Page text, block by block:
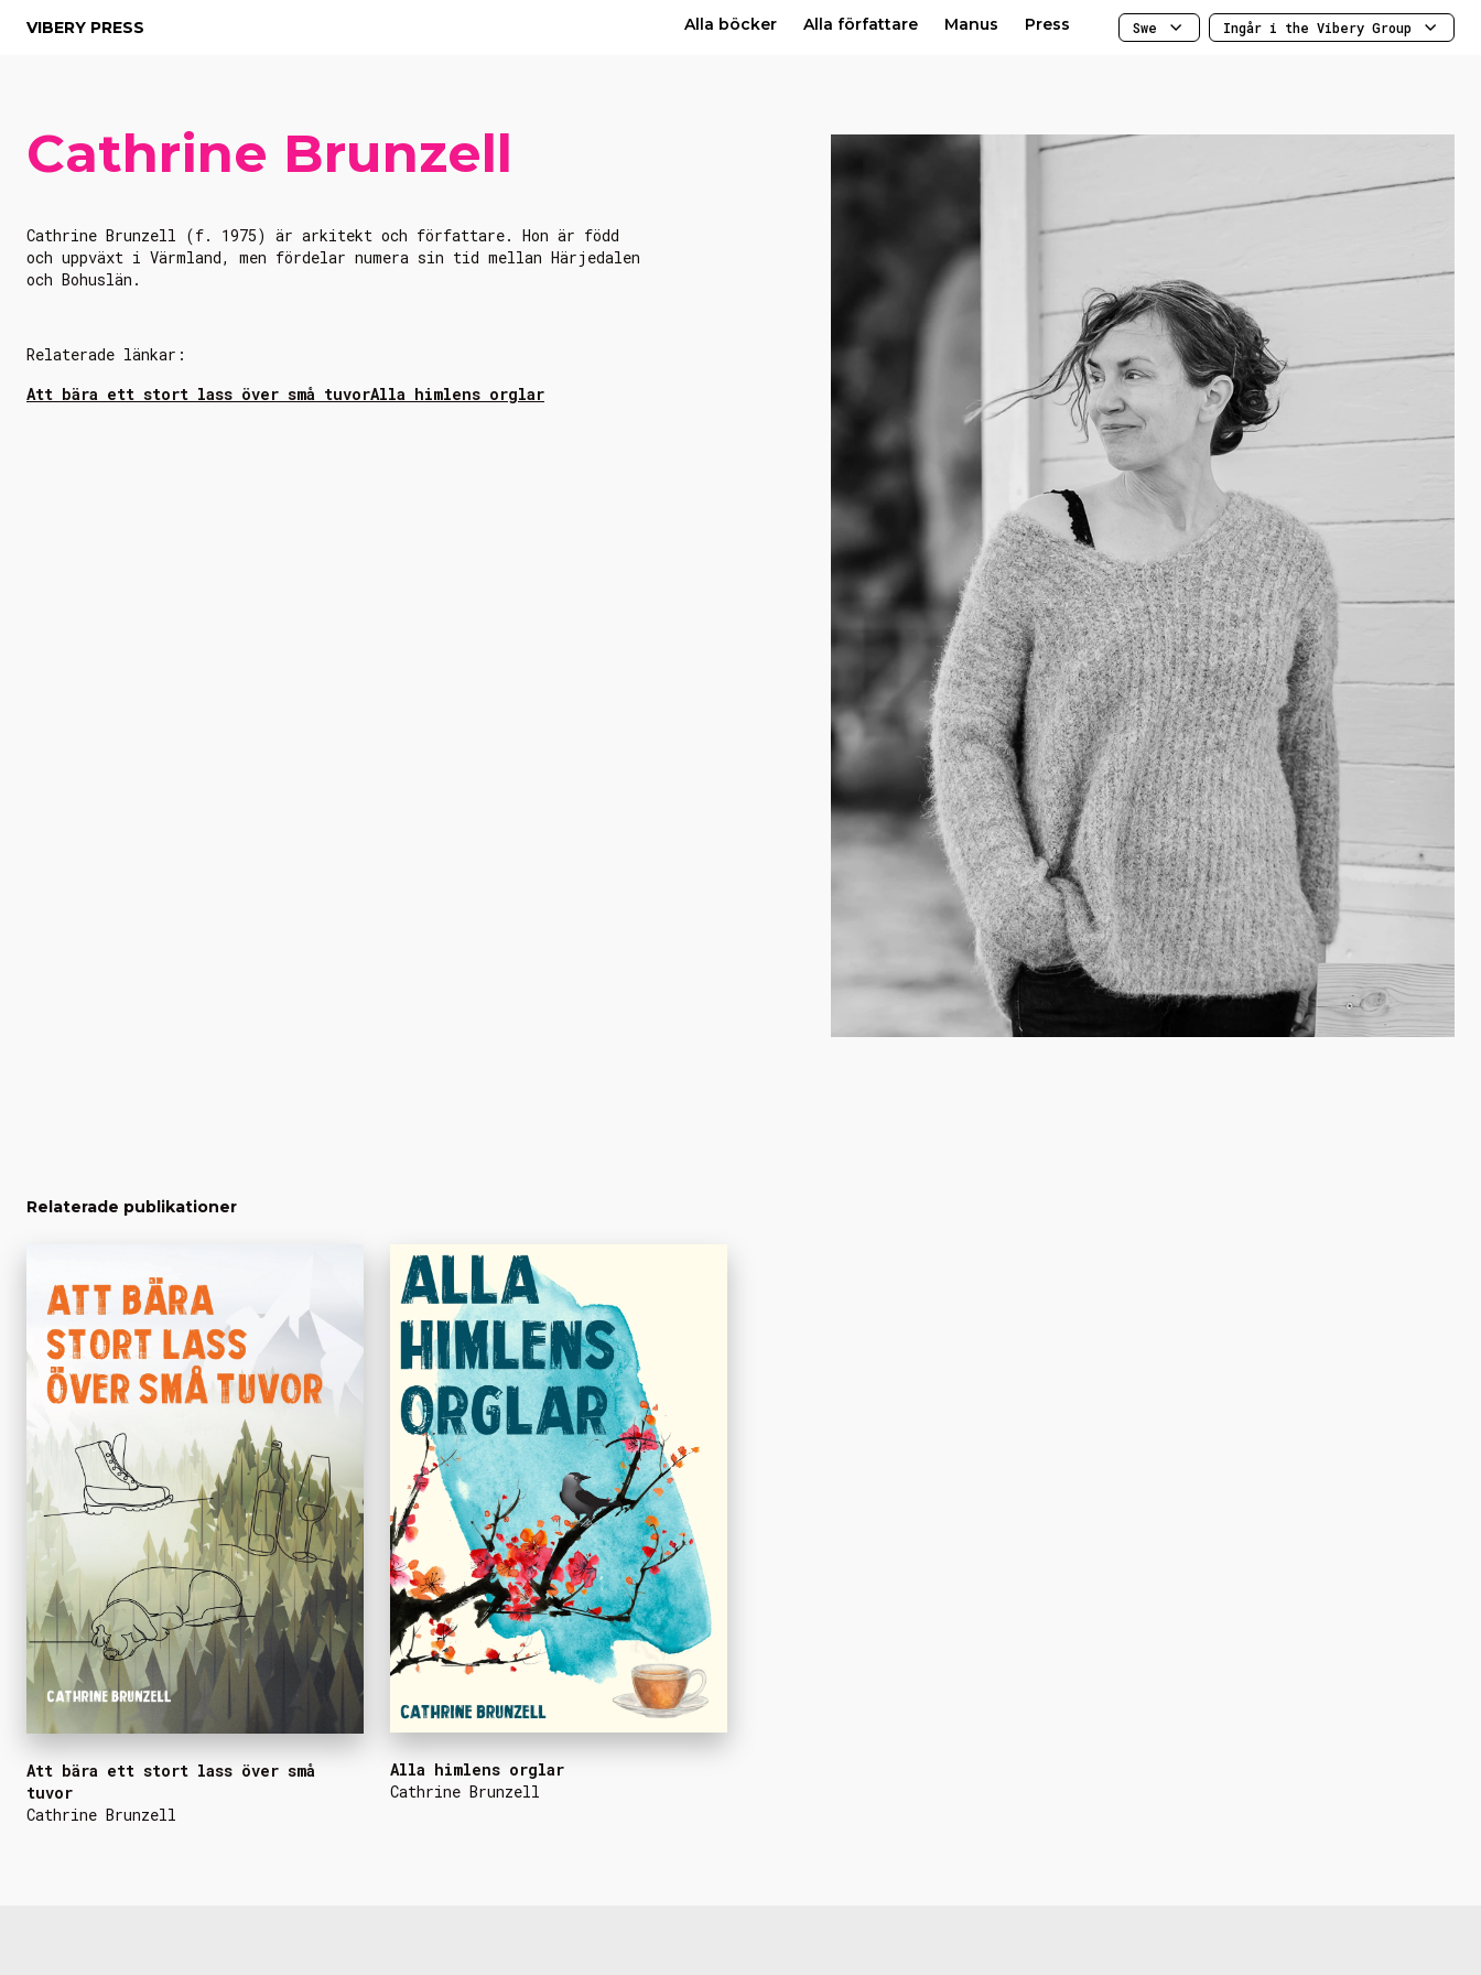
VIBERY PRESS Alla böcker Alla författare Manus Press Swe Ingår i the Vibery Group
Cathrine Brunzell
Cathrine Brunzell (f. 1975) är arkitekt och författare. Hon är född
och uppväxt i Värmland, men fördelar numera sin tid mellan Härjedalen
och Bohuslän.
Relaterade länkar:
Att bära ett stort lass över små tuvorAlla himlens orglar
Relaterade publikationer
Att bära ett stort lass över små
tuvor
Cathrine Brunzell
Alla himlens orglar
Cathrine Brunzell